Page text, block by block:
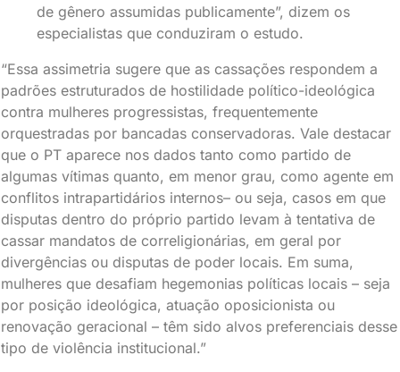
de gênero assumidas publicamente”, dizem os
especialistas que conduziram o estudo.
“Essa assimetria sugere que as cassações respondem a
padrões estruturados de hostilidade político-ideológica
contra mulheres progressistas, frequentemente
orquestradas por bancadas conservadoras. Vale destacar
que o PT aparece nos dados tanto como partido de
algumas vítimas quanto, em menor grau, como agente em
conflitos intrapartidários internos– ou seja, casos em que
disputas dentro do próprio partido levam à tentativa de
cassar mandatos de correligionárias, em geral por
divergências ou disputas de poder locais. Em suma,
mulheres que desafiam hegemonias políticas locais – seja
por posição ideológica, atuação oposicionista ou
renovação geracional – têm sido alvos preferenciais desse
tipo de violência institucional.”